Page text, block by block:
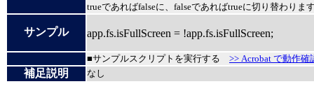
trueであればfalseに、falseであればtrueに切り替わりま
サンプル app.fs.isFullScreen = !app.fs.isFullScreen;
■サンプルスクリプトを実行する >> Acrobat で動作確
補足説明 なし